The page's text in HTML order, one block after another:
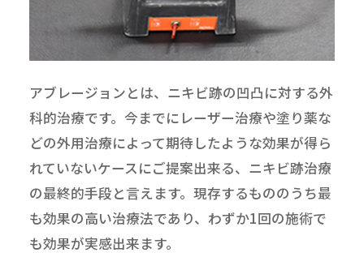
アブレージョンとは、ニキビ跡の凹凸に対する外
科的治療です。今までにレーザー治療や塗り薬な
どの外用治療によって期待したような効果が得ら
れていないケースにご提案出来る、ニキビ跡治療
の最終的手段と言えます。現存するもののうち最
も効果の高い治療法であり、わずか1回の施術で
も効果が実感出来ます。